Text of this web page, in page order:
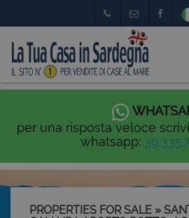
per una risposta veloce
whatsapp:
PROPERTIES FOR SALE »